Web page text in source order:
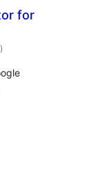
for
общий
рейтинг
)